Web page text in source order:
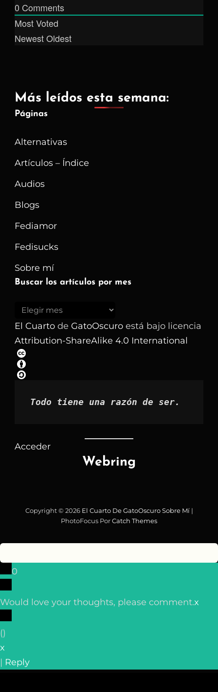
0 Comments
Most Voted
NewestOldest
Más leídos esta semana:
Páginas
Alternativas
Artículos – Índice
Audios
Blogs
Fediamor
Fedisucks
Sobre mí
Buscar los artículos por mes
Buscar
los
artículos
por
mes
El Cuarto de GatoOscuro está bajo licencia
Attribution-ShareAlike 4.0 International
Todo tiene una razón de ser.
Acceder
Webring
Copyright © 2026 El Cuarto De GatoOscuro Sobre Mí|
PhotoFocus PorCatch Themes
0
Would love your thoughts, please comment.x
()
x
| Reply